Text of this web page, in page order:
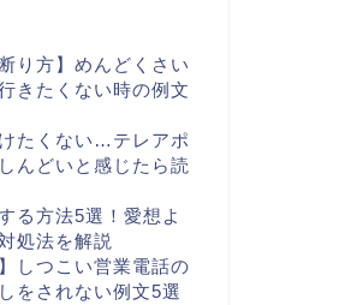
り方】めんどくさい
きたくない時の例文
たくない…テレアポ
んどいと感じたら読
る方法5選！愛想よ
処法を解説
しつこい営業電話の
をされない例文5選